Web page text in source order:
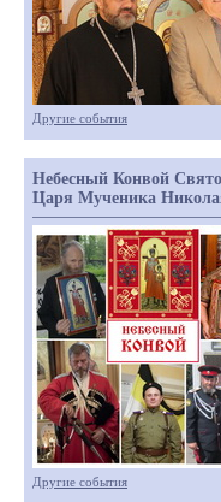
Другие события
Небесный Конвой
Царя Мученика
Другие события